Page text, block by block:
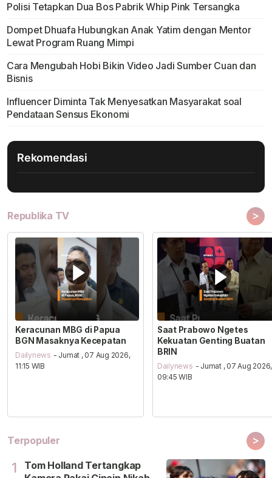
Polisi Tetapkan Dua Bos Pabrik Whip Pink Tersangka
Dompet Dhuafa Hubungkan Anak Yatim dengan Mentor
Lewat Program Ruang Mimpi
Cara Mengubah Hobi Bikin Video Jadi Sumber Cuan dan
Bisnis
Influencer Diminta Tak Menyesatkan Masyarakat soal
Pendataan Sensus Ekonomi
Rekomendasi
Republika TV >
Keracunan MBG di Papua
BGN Masaknya Kecepatan
Dailynews - Jumat , 07 Aug 2026,
11:15 WIB
Saat Prabowo Ngetes
Kekuatan Genting Buatan
BRIN
Dailynews - Jumat , 07 Aug 2026,
09:45 WIB
Terpopuler >
1
Tom Holland Tertangkap